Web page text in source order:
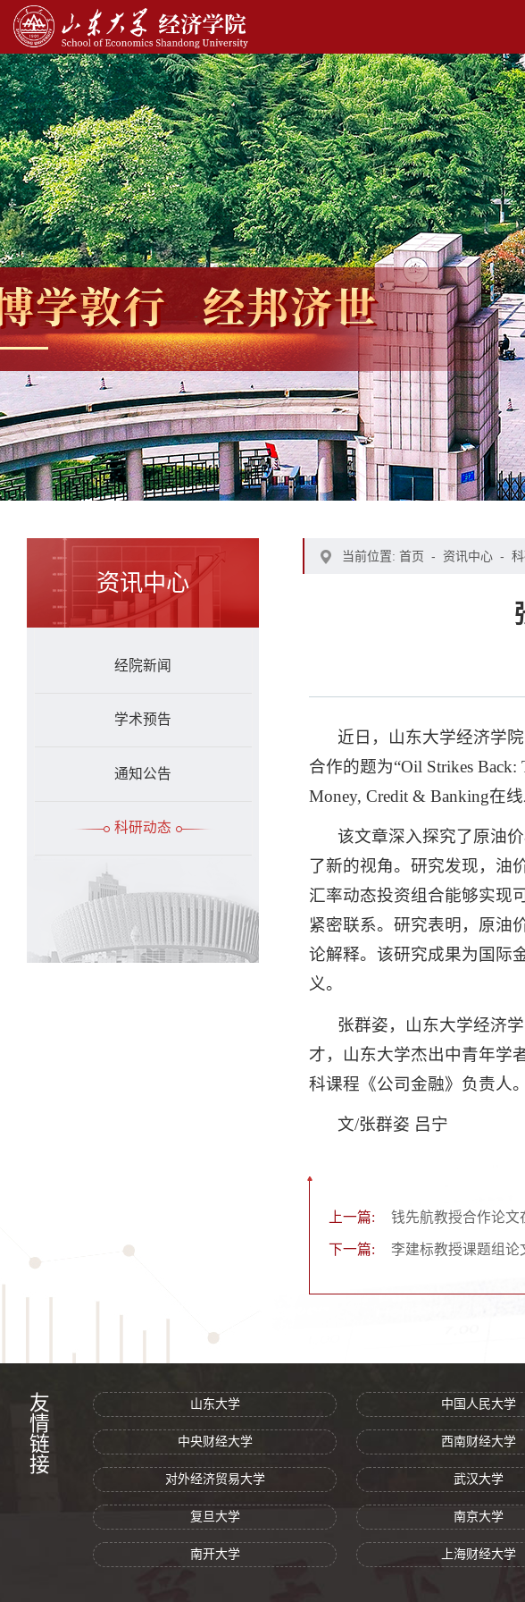
资讯中心
经院新闻
学术预告
通知公告
科研动态
当前位置: 首页 - 资讯中心 -
近日，山东大学经济学
合作的题为“Oil Strikes Back:
Money, Credit & Banking在线
该文章深入探究了原油
了新的视角。研究发现，油
汇率动态投资组合能够实现
紧密联系。研究表明，原油
论解释。该研究成果为国际
义。
张群姿，山东大学经济
才，山东大学杰出中青年学
科课程《公司金融》负责人。
文/张群姿 吕宁
上一篇: 钱先航教授合作论
下一篇: 李建标教授课题组论
友情链接 山东大学 中国人民大学
中央财经大学 西南财经大学
对外经济贸易大学 武汉大学
复旦大学 南京大学
南开大学 上海财经大学